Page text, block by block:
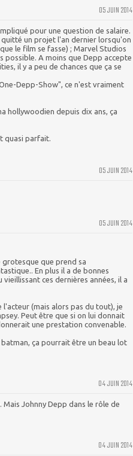
05 JUIN 2014
pour une question de salaire.
un projet l'an dernier lorsqu'on
le film se fasse) ; Marvel Studios
possible. A moins que Depp accepte
il y a peu de chances que ça se
Depp-Show", ce n'est vraiment
hollywoodien depuis dix ans, ça
quasi parfait.
05 JUIN 2014
05 JUIN 2014
grotesque que prend sa
En plus il a de bonnes
ces dernières années, il a
l'acteur (mais alors pas du tout), je
Peut être que si on lui donnait
une prestation convenable.
ça pourrait être un beau lot
04 JUIN 2014
Johnny Depp dans le rôle de
04 JUIN 2014